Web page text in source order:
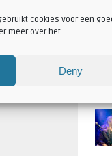
cookies voor een
meer over het
Deny